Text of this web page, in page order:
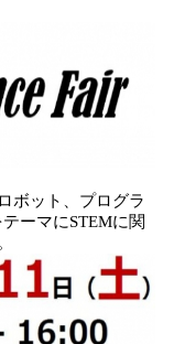
ボット、プログラ
ーマにSTEMに関